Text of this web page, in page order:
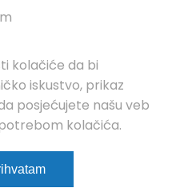
kolačiće da bi
iskustvo, prikaz
posjećujete našu veb
kolačića.